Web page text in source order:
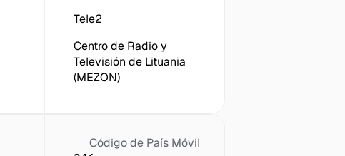
Tele2
Centro de Radio y
Televisión de Lituania
(MEZON)
Código de País Móvil